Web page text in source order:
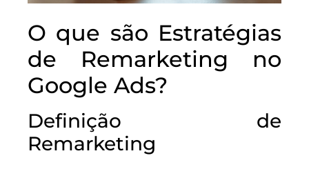
O que são Estratégias
de Remarketing no
Google Ads?
Definição de
Remarketing